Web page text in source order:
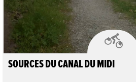

SOURCES DU CANAL DU MIDI